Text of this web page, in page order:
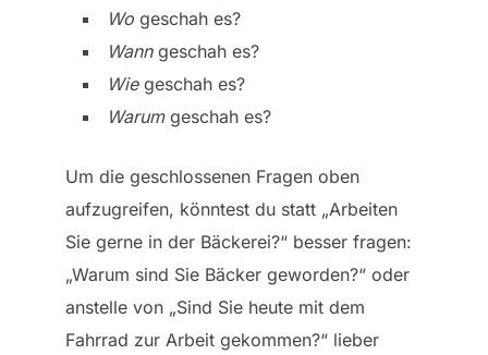
Wo geschah es?
Wanngeschah es?
Wiegeschah es?
Warumgeschah es?
Um die geschlossenen Fragen oben
aufzugreifen, könntest du statt „Arbeiten
Sie gerne in der Bäckerei?“ besser fragen:
„Warum sind Sie Bäcker geworden?“ oder
anstelle von „Sind Sie heute mit dem
Fahrrad zur Arbeit gekommen?“ lieber